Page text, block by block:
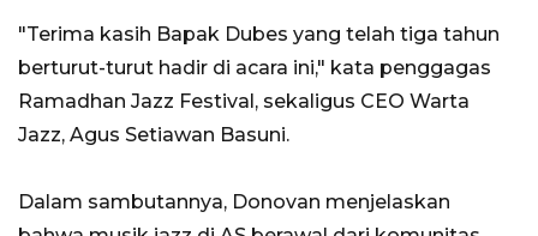
"Terima kasih Bapak Dubes yang telah tiga tahun
berturut-turut hadir di acara ini," kata penggagas
Ramadhan Jazz Festival, sekaligus CEO Warta
Jazz, Agus Setiawan Basuni.
Dalam sambutannya, Donovan menjelaskan